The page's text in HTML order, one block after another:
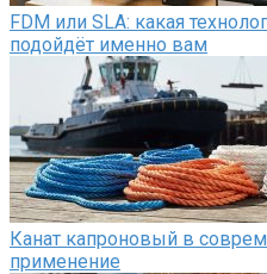
FDM или SLA: какая
подойдёт именно вам
Канат капроновый в
применение